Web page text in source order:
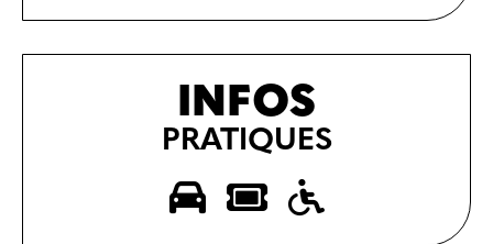
INFOS
PRATIQUES